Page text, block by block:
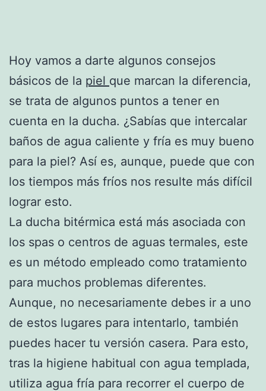
Hoy vamos a darte algunos consejos
básicos de la piel que marcan la diferencia,
se trata de algunos puntos a tener en
cuenta en la ducha. ¿Sabías que intercalar
baños de agua caliente y fría es muy bueno
para la piel? Así es, aunque, puede que con
los tiempos más fríos nos resulte más difícil
lograr esto.
La ducha bitérmica está más asociada con
los spas o centros de aguas termales, este
es un método empleado como tratamiento
para muchos problemas diferentes.
Aunque, no necesariamente debes ir a uno
de estos lugares para intentarlo, también
puedes hacer tu versión casera. Para esto,
tras la higiene habitual con agua templada,
utiliza agua fría para recorrer el cuerpo de